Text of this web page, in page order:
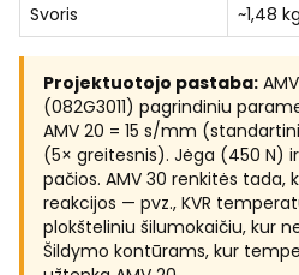
Svoris
~1,48 kg
Projektuotojo pastaba:
(082G3011) pagrindiniu
AMV 20 = 15 s/mm
(5× greitesnis). Jėga (450 N)
pačios. AMV 30 renkitės tada,
reakcijos — pvz., KVR
plokšteliniu šilumokaičiu, kur
Šildymo kontūrams, kur